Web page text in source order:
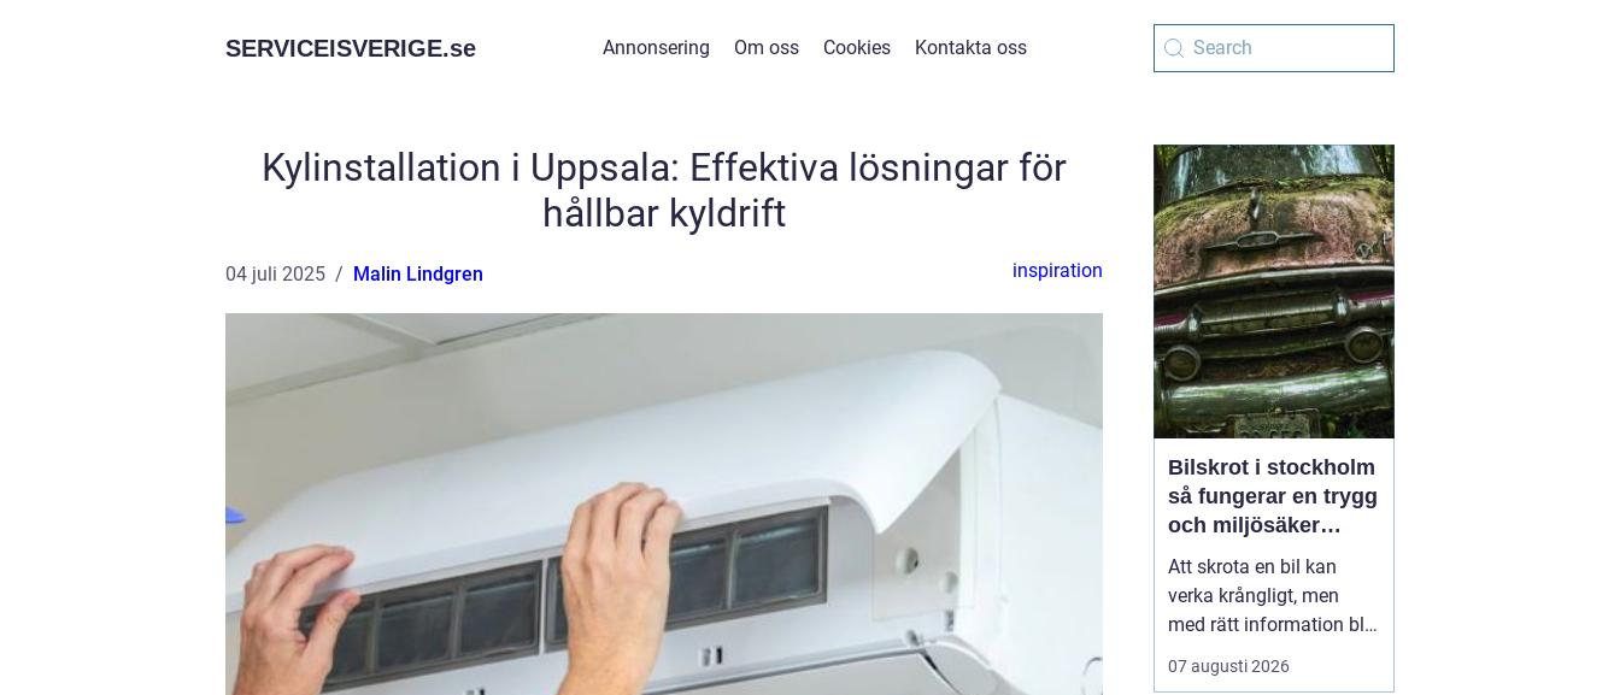
SERVICEISVERIGE.se Annonsering Om oss Cookies Kontakta oss
Kylinstallation i Uppsala: Effektiva lösningar för
hållbar kyldrift
04 juli 2025 Malin Lindgren inspiration
Bilskrot i stockholm
så fungerar en trygg
och miljösäker
skrotning
Att skrota en bil kan
verka krångligt, men
med rätt information blir
processen enkel. För
många bilägare handlar
07 augusti 2026